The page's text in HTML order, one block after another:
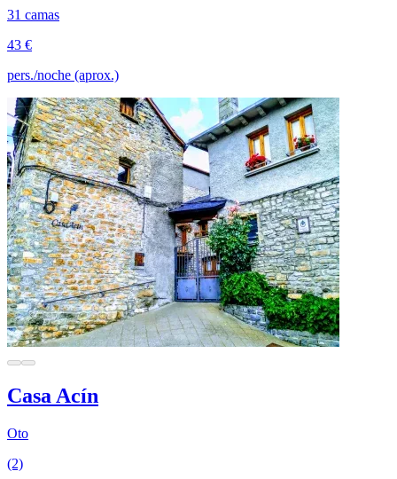
31 camas
43 €
pers./noche (aprox.)
Casa Acín
Oto
(2)